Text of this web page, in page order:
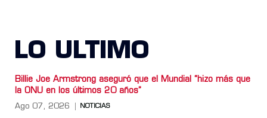
LO ULTIMO
Billie Joe Armstrong aseguró que el Mundial “hizo más que
la ONU en los últimos 20 años”
Ago 07, 2026 NOTICIAS